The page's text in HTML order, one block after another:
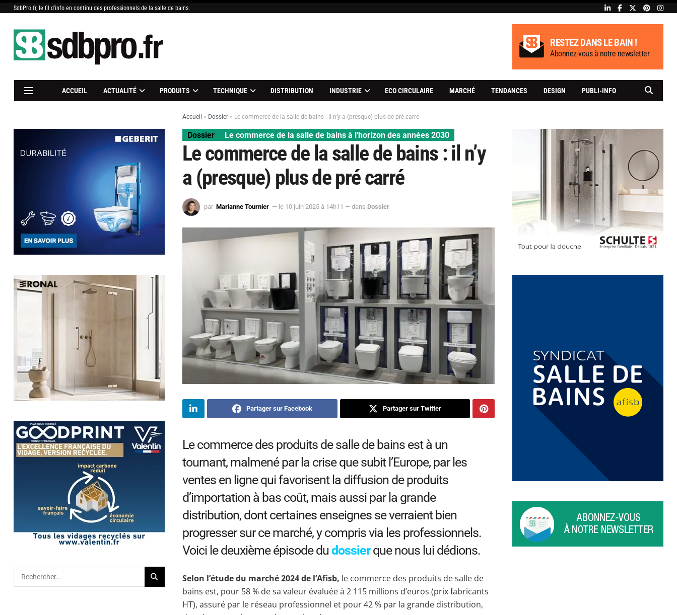
SdbPro.fr, le fil d'info en continu des professionnels de la salle de bains.
RESTEZ DANS LE BAIN !
Abonnez-vous à notre newsletter
ACCUEIL ACTUALITÉ PRODUITS TECHNIQUE DISTRIBUTION INDUSTRIE ECO CIRCULAIRE MARCHÉ TENDANCES DESIGN PUBLI-INFO
Accueil » Dossier » Le commerce de la salle de bains : il n’y a (presque) plus de pré carré
Dossier Le commerce de la salle de bains à l'horizon des années 2030
Le commerce de la salle de bains : il n’y
a (presque) plus de pré carré
par Marianne Tournier — le 10 juin 2025 à 14h11 — dans Dossier
Partager sur Facebook Partager sur Twitter
Le commerce des produits de salle de bains est à un
tournant, malmené par la crise que subit l’Europe, par les
ventes en ligne qui favorisent la diffusion de produits
d’importation à bas coût, mais aussi par la grande
distribution, dont certaines enseignes se verraient bien
progresser sur ce marché, y compris via les professionnels.
Voici le deuxième épisode du dossierque nous lui dédions.
Selon l’étude du marché 2024 de l’Afisb, le commerce des produits de salle de
bains est, pour 58 % de sa valeur évaluée à 2 115 millions d’euros (prix fabricants
HT), assuré par le réseau professionnel et pour 42 % par la grande distribution,